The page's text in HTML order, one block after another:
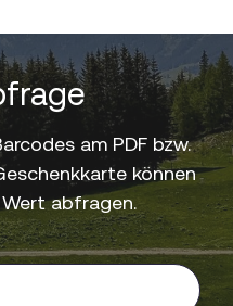
am PDF bzw.
können
abfragen.